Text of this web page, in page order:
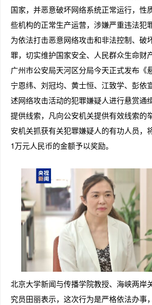
国家，并恶意破坏网络系统正常运行，性
些机构的正常生产运营，涉嫌严重违法犯罪
为依法打击恶意网络攻击和非法控制、破
罪，切实维护国家安全、人民群众生命财
广州市公安局天河区分局今天正式发布《
宁恩纬、刘冠均、黄士恒、江致学、彭依
述网络攻击活动的犯罪嫌疑人进行悬赏通
提供线索，凡向公安机关提供有效线索的
安机关抓获有关犯罪嫌疑人的有功人员，
1万元人民币的金额予以奖励。
北京大学新闻与传播学院教授、海峡两岸
究员田丽表示，这次行为是严格依法办事